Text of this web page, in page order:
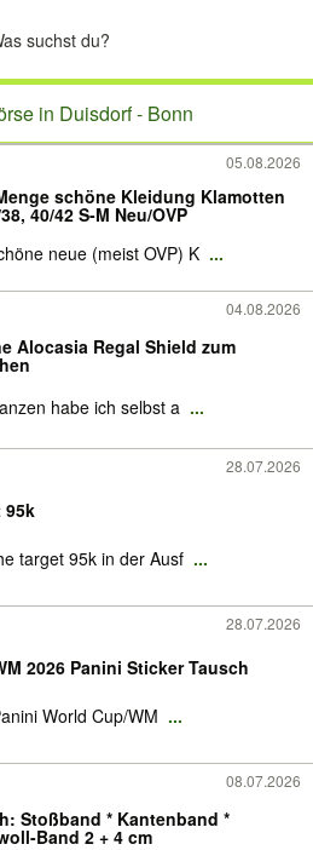
in Duisdorf - Bonn
05.08.2026
schöne Kleidung Klamotten
40/42 S-M Neu/OVP
neue (meist OVP) K ...
04.08.2026
Alocasia Regal Shield zum
habe ich selbst a ...
28.07.2026
95k
target 95k in der Ausf ...
28.07.2026
2026 Panini Sticker Tausch
World Cup/WM ...
08.07.2026
Stoßband * Kantenband *
Band 2 + 4 cm